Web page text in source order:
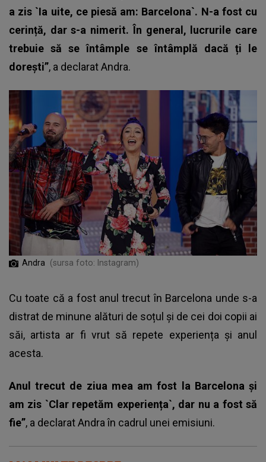
a zis `Ia uite, ce piesă am: Barcelona`. N-a fost cu
cerință, dar s-a nimerit. În general, lucrurile care
trebuie să se întâmple se întâmplă dacă ți le
dorești”, a declarat Andra.
Andra (sursa foto: Instagram)
Cu toate că a fost anul trecut în Barcelona unde s-a
distrat de minune alături de soțul și de cei doi copii ai
săi, artista ar fi vrut să repete experiența și anul
acesta.
Anul trecut de ziua mea am fost la Barcelona și
am zis `Clar repetăm experiența`, dar nu a fost să
fie”, a declarat Andra în cadrul unei emisiuni.